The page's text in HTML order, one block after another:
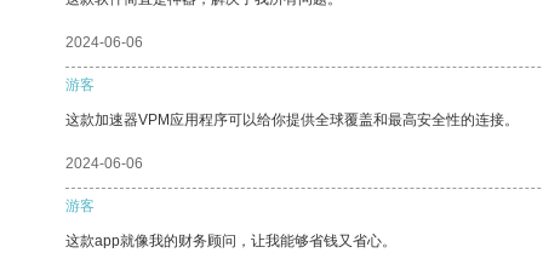
2024-06-06
游客
这款加速器VPM应用程序可以给你提供全球覆盖和最高安全性的连接。
2024-06-06
游客
这款app就像我的财务顾问，让我能够省钱又省心。